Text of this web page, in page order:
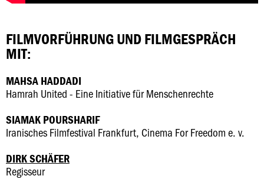
FILMVORFÜHRUNG UND FILMGESPRÄCH
MIT:
MAHSA HADDADI
Hamrah United - Eine Initiative für Menschenrechte
SIAMAK POURSHARIF
Iranisches Filmfestival Frankfurt, Cinema For Freedom e. v.
DIRK SCHÄFER
Regisseur